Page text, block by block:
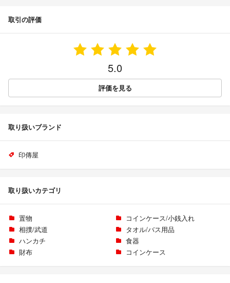
取引の評価
5.0
評価を見る
取り扱いブランド
印傳屋
取り扱いカテゴリ
置物
コインケース/小銭入れ
相撲/武道
タオル/バス用品
ハンカチ
食器
財布
コインケース